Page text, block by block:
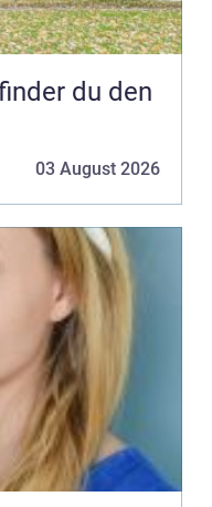
du den
03 August 2026